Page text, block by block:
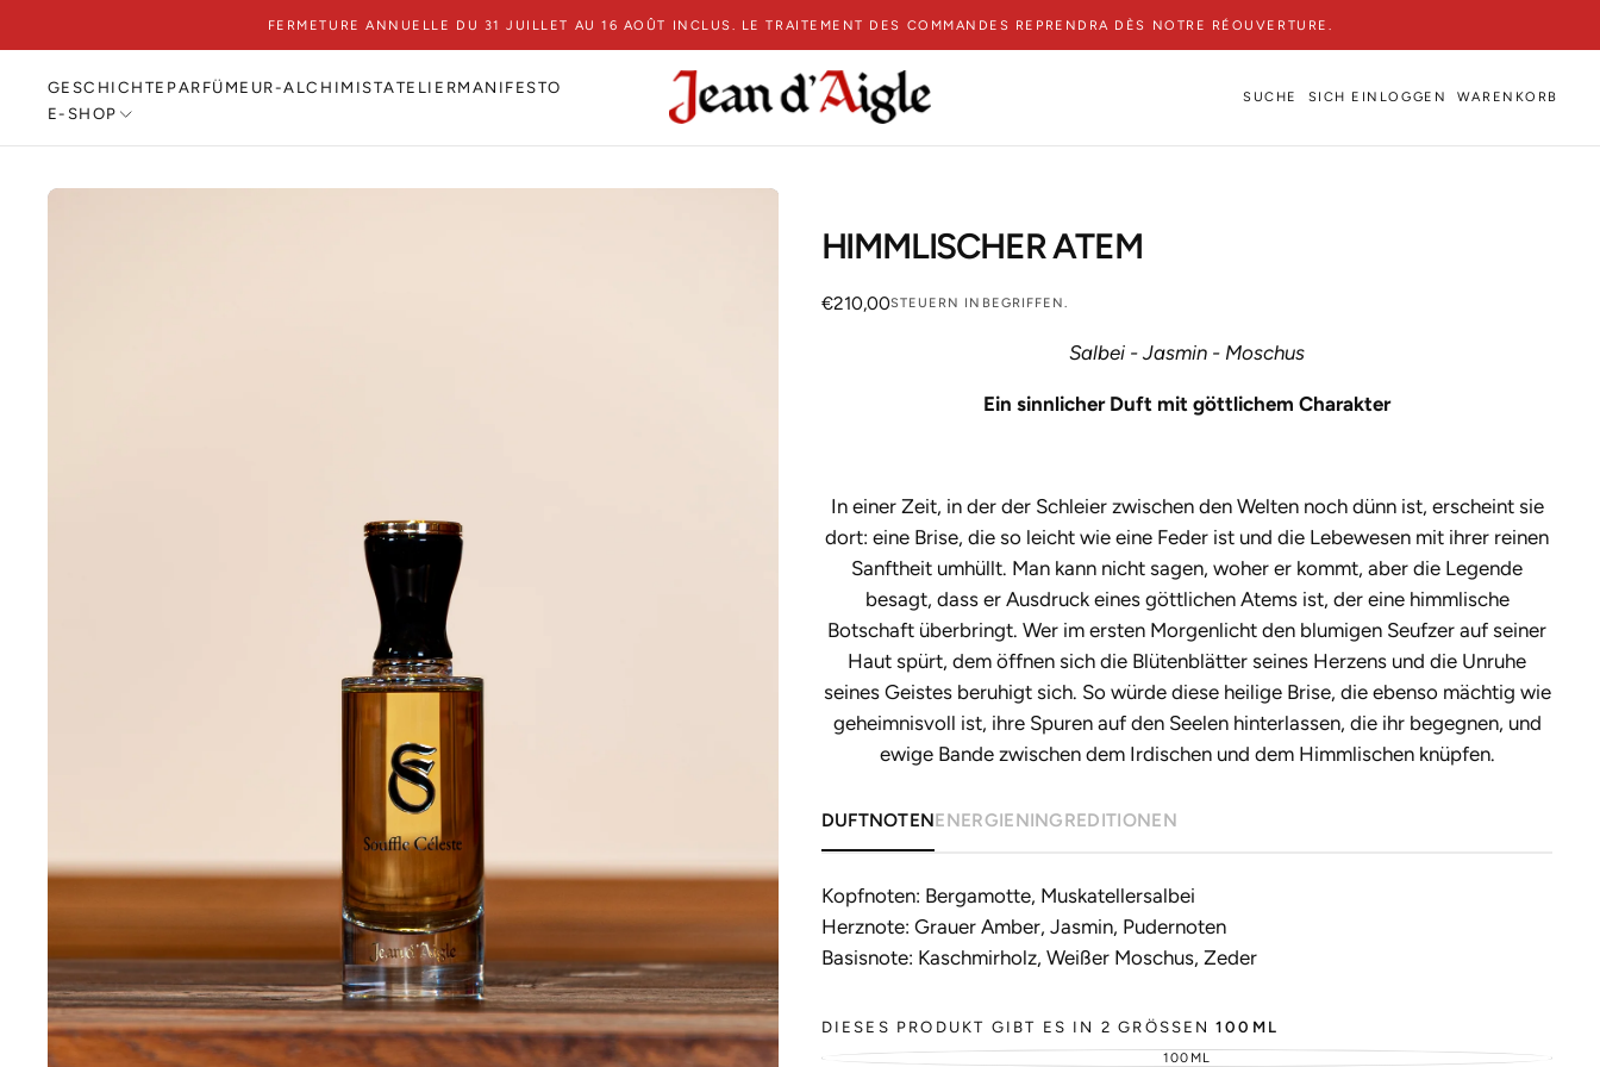
SPRINGEN
FERMETURE ANNUELLE DU 31 JUILLET AU 16 AOÛT INCLUS. LE TRAITEMENT DES COMMANDES REPRENDRA DÈS NOTRE RÉOUVERTURE.
GESCHICHTE PARFÜMEUR-ALCHIMISTATELIERMANIFESTO
E-SHOP
SUCHE SICH EINLOGGEN WARENKORB
HIMMLISCHER ATEM
€210,00
Regulärer
€210,00STEUERN INBEGRIFFEN.
Salbei - Jasmin - Moschus
Ein sinnlicher Duft mit göttlichem Charakter
In einer Zeit, in der der Schleier zwischen den Welten noch dünn ist, erscheint sie
dort: eine Brise, die so leicht wie eine Feder ist und die Lebewesen mit ihrer reinen
Sanftheit umhüllt. Man kann nicht sagen, woher er kommt, aber die Legende
besagt, dass er Ausdruck eines göttlichen Atems ist, der eine himmlische
Botschaft überbringt. Wer im ersten Morgenlicht den blumigen Seufzer auf seiner
Haut spürt, dem öffnen sich die Blütenblätter seines Herzens und die Unruhe
seines Geistes beruhigt sich. So würde diese heilige Brise, die ebenso mächtig wie
geheimnisvoll ist, ihre Spuren auf den Seelen hinterlassen, die ihr begegnen, und
ewige Bande zwischen dem Irdischen und dem Himmlischen knüpfen.
DUFTNOTENENERGIENINGREDITIONEN
Kopfnoten: Bergamotte, Muskatellersalbei
Herznote: Grauer Amber, Jasmin, Pudernoten
Basisnote: Kaschmirholz, Weißer Moschus, Zeder
DIESES PRODUKT GIBT ES IN 2 GRÖSSEN 100ML
100MLVERGRIFFENE